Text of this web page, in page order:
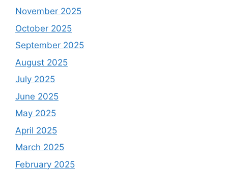
November 2025
October 2025
September 2025
August 2025
July 2025
June 2025
May 2025
April 2025
March 2025
February 2025